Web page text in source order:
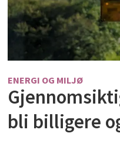
ENERGI OG MILJØ
bli billigere